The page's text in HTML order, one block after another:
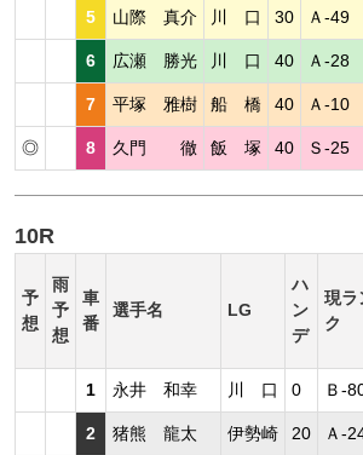
5 山際 真介 川 口 30 Ａ-49
6 広瀬 勝光 川 口 40 Ａ-28
7 平塚 雅樹 船 橋 40 Ａ-10
◎ 8 久門 徹 飯 塚 40 Ｓ-25
10R
予
想
雨
予
想
車
番
選手名 LG
ハ
ン
デ
現ラ
ク
1 永井 和幸 川 口 0 Ｂ-
2 猪熊 龍太 伊勢崎 20 Ａ-